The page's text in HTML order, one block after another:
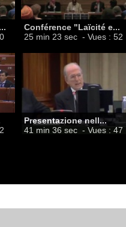
Conférence "Laïcité e...
25 min 23 sec - Vues : 52
Presentazione nell...
41 min 36 sec - Vues : 47